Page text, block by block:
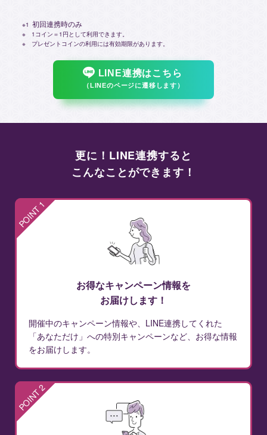
初回連携時のみ
1コイン＝1円として利用できます。
プレゼントコインの利用には有効期限があります。
LINE連携はこちら
（LINEのページに遷移します）
更に！LINE連携すると
こんなことができます！
POINT 1
お得なキャンペーン情報を
お届けします！
開催中のキャンペーン情報や、LINE連携してくれた
「あなただけ」への特別キャンペーンなど、お得な情報
をお届けします。
POINT 2